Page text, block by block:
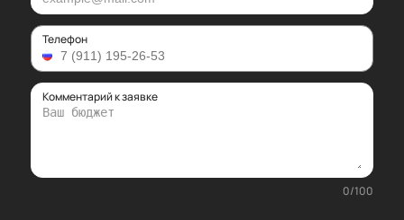
Телефон
Комментарий к заявке
0/100